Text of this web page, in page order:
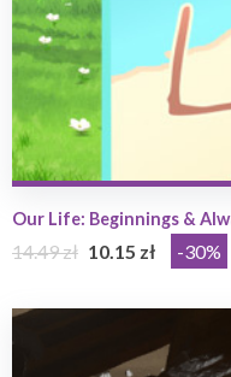
​Our Life: Beginnings &
14.49 zł 10.15 zł -30%